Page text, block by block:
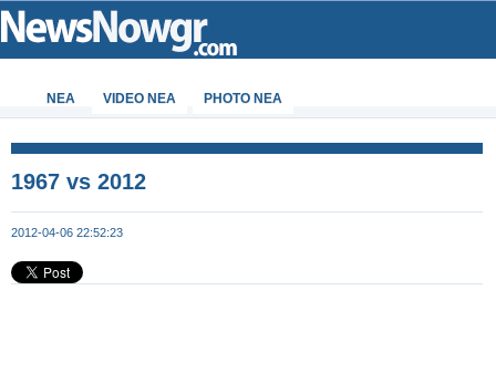
ΝΕΑ VIDEO NEA PHOTO NEA
1967 vs 2012
2012-04-06 22:52:23